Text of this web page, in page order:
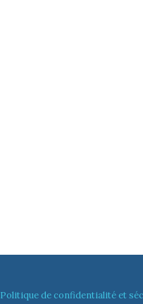
Politique de confidentialité et